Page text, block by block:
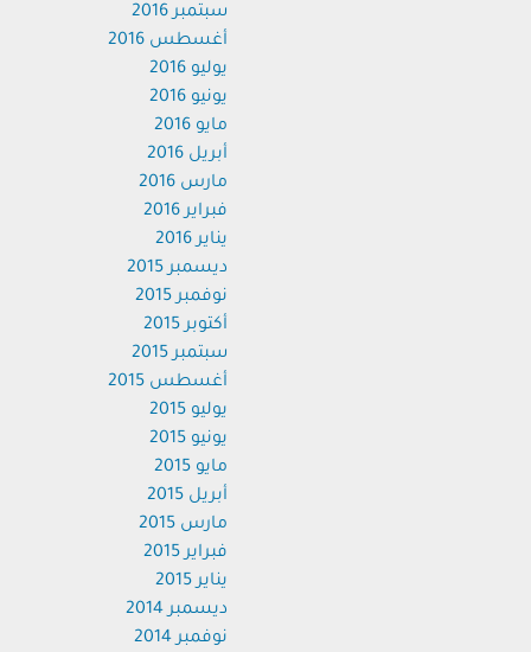
سبتمبر 2016
أغسطس 2016
يوليو 2016
يونيو 2016
مايو 2016
أبريل 2016
مارس 2016
فبراير 2016
يناير 2016
ديسمبر 2015
نوفمبر 2015
أكتوبر 2015
سبتمبر 2015
أغسطس 2015
يوليو 2015
يونيو 2015
مايو 2015
أبريل 2015
مارس 2015
فبراير 2015
يناير 2015
ديسمبر 2014
نوفمبر 2014